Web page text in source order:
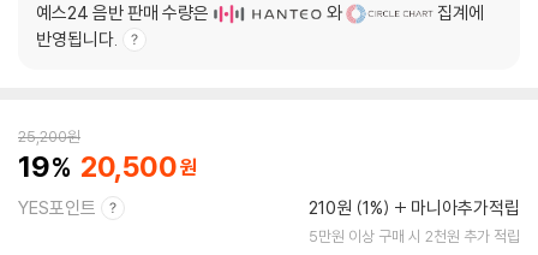
예스24 음반 판매 수량은 와
집계에
반영됩니다.
25,200원
19 20,500
YES포인트 210원 (1%) 마니아추가적립
5만원 이상 구매 시 2천원 추가 적립